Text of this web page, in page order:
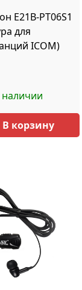
E21B-PT06S1
для
ICOM)
наличии
В корзину